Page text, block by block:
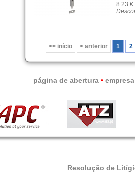
8.23 €
<< início < anterior 1 2
página de abertura • empresa
Resolução de